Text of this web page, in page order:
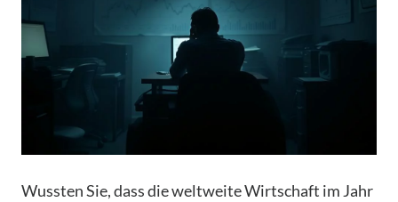
Wussten Sie, dass die weltweite Wirtschaft im Jahr